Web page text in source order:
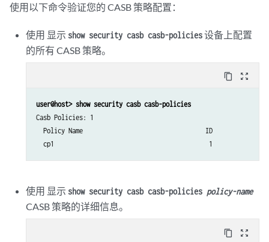
使用以下命令验证您的 CASB 策略配置：
使用 显示 show security casb casb-policies设备上配置
的所有 CASB 策略。
content_copy zoom_out_map
user@host> show security casb casb-policies
Casb Policies: 1
  Policy Name                                  ID
使用 显示 show security casb casb-policies policy-name
CASB 策略的详细信息。
content_copy zoom_out_map